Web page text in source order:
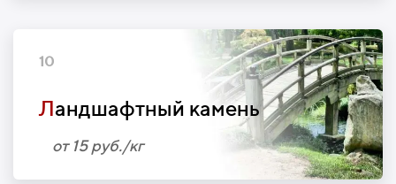
10
Ландшафтный камень
от 15 руб./кг